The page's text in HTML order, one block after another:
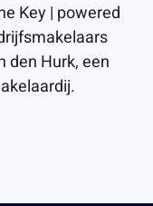
Key | powered
den Hurk, een